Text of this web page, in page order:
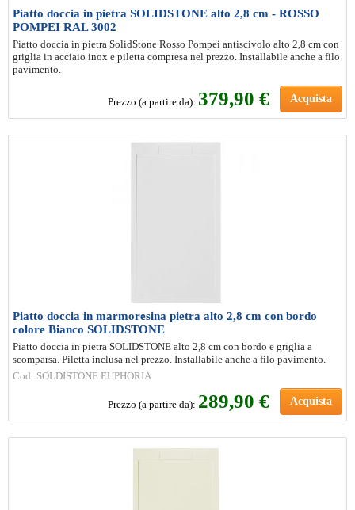
Piatto doccia in pietra SOLIDSTONE alto 2,8 cm - ROSSO
POMPEI RAL 3002
Piatto doccia in pietra SolidStone Rosso Pompei antiscivolo alto 2,8 cm con
griglia in acciaio inox e piletta compresa nel prezzo. Installabile anche a filo
pavimento.
Prezzo (a partire da): 379,90 € Acquista
Piatto doccia in marmoresina pietra alto 2,8 cm con bordo
colore Bianco SOLIDSTONE
Piatto doccia in pietra SOLIDSTONE alto 2,8 cm con bordo e griglia a
scomparsa. Piletta inclusa nel prezzo. Installabile anche a filo pavimento.
Cod: SOLDISTONE EUPHORIA
Prezzo (a partire da): 289,90 € Acquista